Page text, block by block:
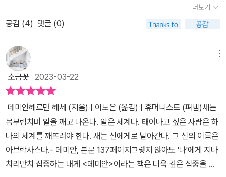
도 모른다는 것... 어쩌면 데미안은 바로 싱클레어 본인이었는지도 모
르겠다는 것 말이다. 이 모두는 에밀의 꿈이었던가... 프란츠 크로머만
독자의 마음이니 이런저런 생각으로 다시 읽는 데미안은 무척 재미있
었다. ​얼마 전 마트에 볼펜을 사러 갔다가 볼펜 이름이 아브락사스 인
것을 발견했다. 아마 그 볼펜을 만든 사람이 데미안을 좋아했고, 그중
아브락사스에서 영감을 얻어서 볼펜 이름으로 했을 지도 모르겠다.
데미안에서 가장 이해가 안 된 것이 난 사실 아브락사스라는 단어였
다. 선과 악, 밝음과 어둠, 남성과 여성 등을 포괄하고 이 모든 것이 공
존하는 신적 존재로 표현되는 아브락사스...... . 아마 헤세가 추구한
것은 진리 너머 진리, 기독교 너머 기독교 일지도 모르겠다. 지금도 수
많은 구도자들이 여전히 삶과 죽음, 선과 악에 대해 모두가 목이 마르
아온 이번 시즌에서 단연 돋보이는 새하얀 표지를 입고 돌아왔습니
다. ​<데미안>은 헤르만 헤세의 자전적인 소설이라고 이야기하죠. 개
신교 선교사였던 아버지와 신학자 가문 출신의 어머니 영향으로 기독
교적 분위기에서 어린 시절을 보냈다는 헤세. 세계 제1차 대전 직후
이미 소설가로 명망을 얻은 헤세가 '에밀 싱클레어'라는 가명으로 발
표한 책이 바로 <데미안>입니다. 이 책으로 신인문학상을 수상하는
등 성공을 거뒀고 1년 만에 문체 대조를 통해 헤세의 작품임이 밝혀졌
다고 하네요. 그의 작품을 어떻게 숨길 수 있겠습니까~ ^^ 작품성만
으로 평가받고 싶었다며 필명을 사용한 연유를 밝혔는데요. '작가는
진정한 작가다'라는 느낌이 듭니다.​헤르만 헤세가 활동하던 당시의
시대는 얼마나 혼란스럽고 불안했을까요? 목차에서 보이는 종교의
색은 그가 기독교 집안의 자녀였기에 드러난 것이 아닐까 합니다. 저
더보기
공감 (4) 댓글 (0)
소금꽃 2023-03-22
데미안헤르만 헤세 (지음) | 이노은 (옮김) | 휴머니스트 (펴냄)새는
몸부림치며 알을 깨고 나온다. 알은 세계다. 태어나고 싶은 사람은 하
나의 세계를 깨뜨려야 한다. 새는 신에게로 날아간다. 그 신의 이름은
아브락사스다.- 데미안, 본문 137페이지그렇지 않아도 '나'에게 지나
치리만치 집중하는 내게 <데미안>이라는 책은 더욱 깊은 집중을 요